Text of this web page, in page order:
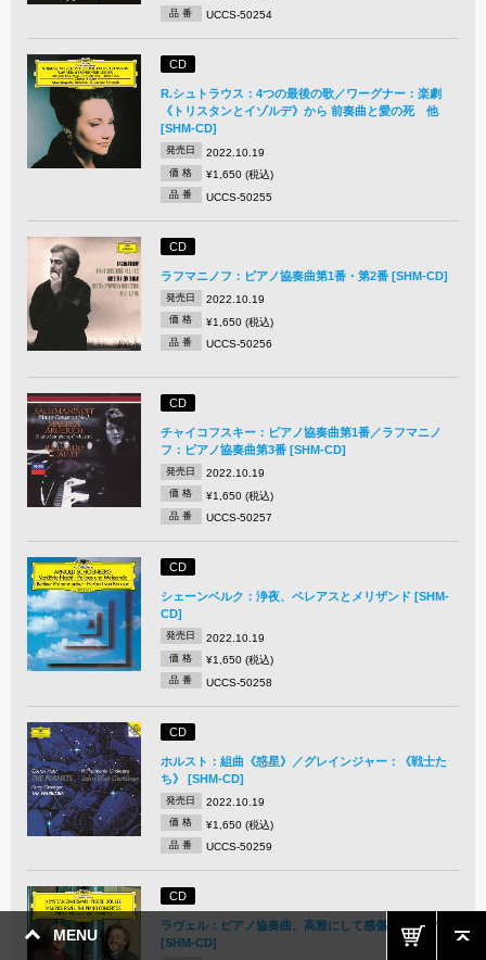
MENU
品 番 UCCS-50254
CD
R.シュトラウス：4つの最後の歌／ワーグナー：楽劇
《トリスタンとイゾルデ》から 前奏曲と愛の死 他
[SHM-CD]
発売日 2022.10.19
価 格 ¥1,650 (税込)
品 番 UCCS-50255
CD
ラフマニノフ：ピアノ協奏曲第1番・第2番 [SHM-CD]
発売日 2022.10.19
価 格 ¥1,650 (税込)
品 番 UCCS-50256
CD
チャイコフスキー：ピアノ協奏曲第1番／ラフマニノ
フ：ピアノ協奏曲第3番 [SHM-CD]
発売日 2022.10.19
価 格 ¥1,650 (税込)
品 番 UCCS-50257
CD
シェーンベルク：浄夜、ペレアスとメリザンド [SHM-
CD]
発売日 2022.10.19
価 格 ¥1,650 (税込)
品 番 UCCS-50258
CD
ホルスト：組曲《惑星》／グレインジャー：《戦士た
ち》 [SHM-CD]
発売日 2022.10.19
価 格 ¥1,650 (税込)
品 番 UCCS-50259
CD
ラヴェル：ピアノ協奏曲、高雅にして感傷的なワルツ
[SHM-CD]